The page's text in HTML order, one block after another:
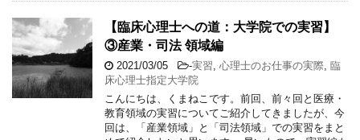
【臨床心理士への道：大学院での実習】
③産業・司法 領域編
2021/03/05 -実習 心理士のお仕事の実際 臨
床心理士指定大学院
こんにちは、くまねこです。前回、前々回と医療・
教育領域の実習についてご紹介してきましたが、今
回は、「産業領域」と「司法領域」での実習をまと